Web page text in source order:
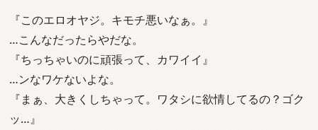
『このエロオヤジ。キモチ悪いなぁ。』
…こんなだったらやだな。
『ちっちゃいのに頑張って、カワイイ』
…ンなワケないよな。
『まぁ、大きくしちゃって。ワタシに欲情してるの？ゴク
ッ…』